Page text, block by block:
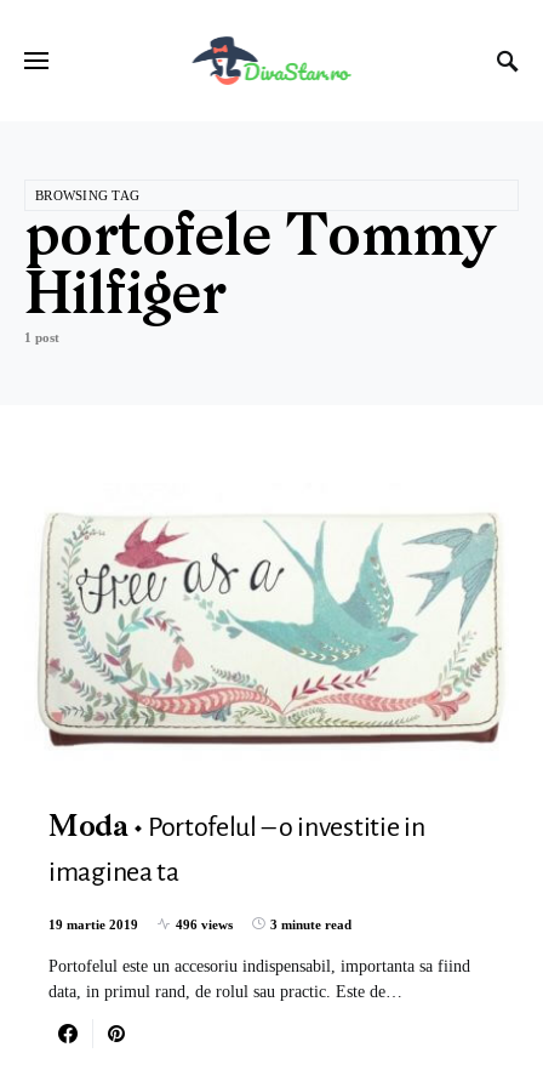
BROWSING TAG
portofele Tommy
Hilfiger
1 post
Moda
Portofelul – o investitie in
imaginea ta
19 martie 2019 496 views 3 minute read
Portofelul este un accesoriu indispensabil, importanta sa fiind
data, in primul rand, de rolul sau practic. Este de…